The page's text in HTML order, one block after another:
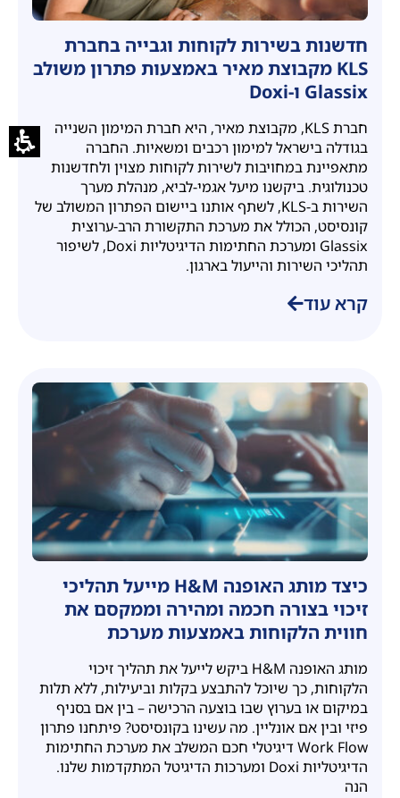
חדשנות בשירות לקוחות וגבייה בחברת
KLS מקבוצת מאיר באמצעות פתרון משולב
Glassix ו-Doxi
חברת KLS, מקבוצת מאיר, היא חברת המימון השנייה
בגודלה בישראל למימון רכבים ומשאיות. החברה
מתאפיינת במחויבות לשירות לקוחות מצוין ולחדשנות
טכנולוגית. ביקשנו מיעל אגמי-לביא, מנהלת מערך
השירות ב-KLS, לשתף אותנו ביישום הפתרון המשולב של
קונסיסט, הכולל את מערכת התקשורת הרב-ערוצית
Glassix ומערכת החתימות הדיגיטליות Doxi, לשיפור
תהליכי השירות והייעול בארגון.
קרא עוד
כיצד מותג האופנה H&M מייעל תהליכי
זיכוי בצורה חכמה ומהירה וממקסם את
חווית הלקוחות באמצעות מערכת
מותג האופנה H&M ביקש לייעל את תהליך זיכוי
הלקוחות, כך שיוכל להתבצע בקלות וביעילות, ללא תלות
במיקום או בערוץ שבו בוצעה הרכישה – בין אם בסניף
פיזי ובין אם אונליין. מה עשינו בקונסיסט? פיתחנו פתרון
Work Flow דיגיטלי חכם המשלב את מערכת החתימות
הדיגיטליות Doxi ומערכות הדיגיטל המתקדמות שלנו.
הנה